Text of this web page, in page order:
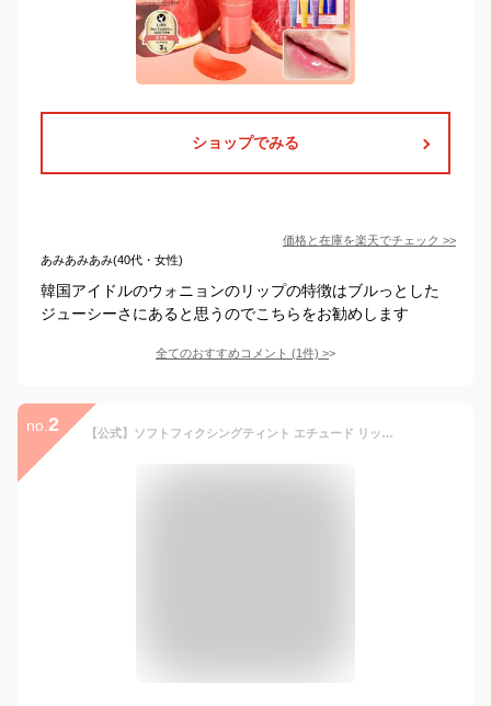
ショップでみる
価格と在庫を楽天でチェック >>
あみあみあみ(40代・女性)
韓国アイドルのウォニョンのリップの特徴はブルっとした
ジューシーさにあると思うのでこちらをお勧めします
全てのおすすめコメント (1件) >
no. 2 【公式】ソフトフィクシングティント エチュード リップ ティント チーク リップベース エチュードハウス ETUDE 韓国コスメ 落ちない 落ちにくい 高発色 ブラウン ピンク コーラル 韓国